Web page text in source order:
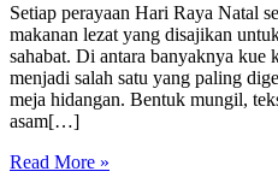
Setiap perayaan Hari Raya Natal
makanan lezat yang disajikan
sahabat. Di antara banyaknya kue
menjadi salah satu yang paling
meja hidangan. Bentuk mungil,
asam[…]
Read More »